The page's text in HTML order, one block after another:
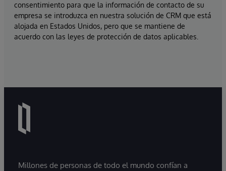
consentimiento para que la información de contacto de su
empresa se introduzca en nuestra solución de CRM que está
alojada en Estados Unidos, pero que se mantiene de
acuerdo con las leyes de protección de datos aplicables.
Millones de personas de todo el mundo confían a